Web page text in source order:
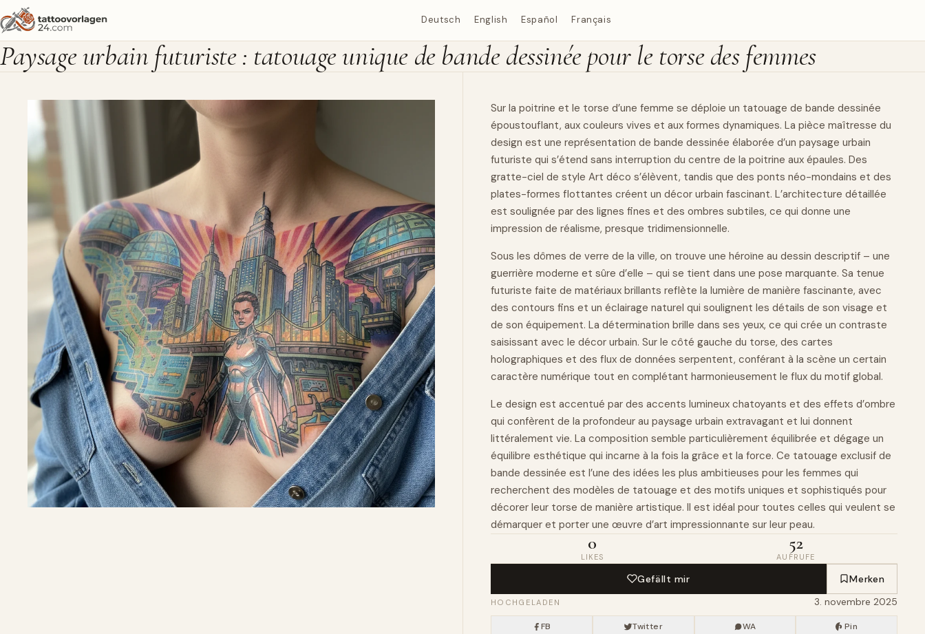
Deutsch English Español Français
Paysage urbain futuriste : tatouage unique de bande dessinée pour le torse des femmes
Sur la poitrine et le torse d’une femme se déploie un tatouage de bande dessinée
époustouflant, aux couleurs vives et aux formes dynamiques. La pièce maîtresse du
design est une représentation de bande dessinée élaborée d’un paysage urbain
futuriste qui s’étend sans interruption du centre de la poitrine aux épaules. Des
gratte-ciel de style Art déco s’élèvent, tandis que des ponts néo-mondains et des
plates-formes flottantes créent un décor urbain fascinant. L’architecture détaillée
est soulignée par des lignes fines et des ombres subtiles, ce qui donne une
impression de réalisme, presque tridimensionnelle.
Sous les dômes de verre de la ville, on trouve une héroïne au dessin descriptif – une
guerrière moderne et sûre d’elle – qui se tient dans une pose marquante. Sa tenue
futuriste faite de matériaux brillants reflète la lumière de manière fascinante, avec
des contours fins et un éclairage naturel qui soulignent les détails de son visage et
de son équipement. La détermination brille dans ses yeux, ce qui crée un contraste
saisissant avec le décor urbain. Sur le côté gauche du torse, des cartes
holographiques et des flux de données serpentent, conférant à la scène un certain
caractère numérique tout en complétant harmonieusement le flux du motif global.
Le design est accentué par des accents lumineux chatoyants et des effets d’ombre
qui confèrent de la profondeur au paysage urbain extravagant et lui donnent
littéralement vie. La composition semble particulièrement équilibrée et dégage un
équilibre esthétique qui incarne à la fois la grâce et la force. Ce tatouage exclusif de
bande dessinée est l’une des idées les plus ambitieuses pour les femmes qui
recherchent des modèles de tatouage et des motifs uniques et sophistiqués pour
décorer leur torse de manière artistique. Il est idéal pour toutes celles qui veulent se
démarquer et porter une œuvre d’art impressionnante sur leur peau.
0
LIKES
52
AUFRUFE
Gefällt mir Merken
HOCHGELADEN 3. novembre 2025
FB Twitter WA Pin